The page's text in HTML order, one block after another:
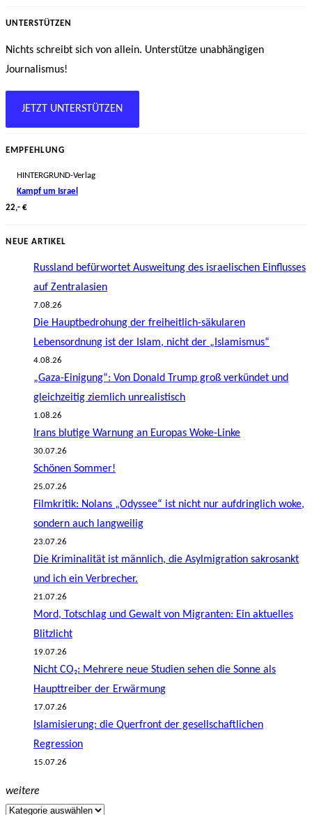
UNTERSTÜTZEN
Nichts schreibt sich von allein. Unterstütze unabhängigen
Journalismus!
JETZT UNTERSTÜTZEN
EMPFEHLUNG
HINTERGRUND-Verlag
Kampf um Israel
22,- €
NEUE ARTIKEL
Russland befürwortet Ausweitung des israelischen Einflusses
auf Zentralasien
7.08.26
Die Hauptbedrohung der freiheitlich-säkularen
Lebensordnung ist der Islam, nicht der „Islamismus“
4.08.26
„Gaza-Einigung“: Von Donald Trump groß verkündet und
gleichzeitig ziemlich unrealistisch
1.08.26
Irans blutige Warnung an Europas Woke-Linke
30.07.26
Schönen Sommer!
25.07.26
Filmkritik: Nolans „Odyssee“ ist nicht nur aufdringlich woke,
sondern auch langweilig
23.07.26
Die Kriminalität ist männlich, die Asylmigration sakrosankt
und ich ein Verbrecher.
21.07.26
Mord, Totschlag und Gewalt von Migranten: Ein aktuelles
Blitzlicht
19.07.26
Nicht CO₂: Mehrere neue Studien sehen die Sonne als
Haupttreiber der Erwärmung
17.07.26
Islamisierung: die Querfront der gesellschaftlichen
Regression
15.07.26
weitere